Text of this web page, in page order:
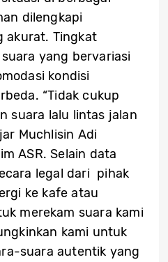
dilengkapi
akurat. Tingkat
yang bervariasi
kondisi
“Tidak cukup
suara lalu lintas jalan
Muchlisin Adi
ASR. Selain data
legal dari pihak
ke kafe atau
merekam suara kami
kami untuk
suara autentik yang